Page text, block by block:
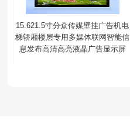
15.621.5寸分众传媒壁挂广告机电
梯轿厢楼层专用多媒体联网智能信
息发布高清高亮液晶广告显示屏